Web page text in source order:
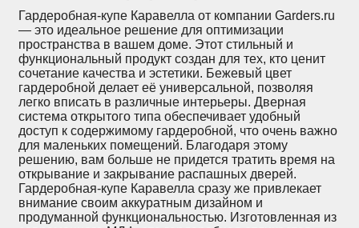
Гардеробная-купе Каравелла от компании Garders.ru
— это идеальное решение для оптимизации
пространства в вашем доме. Этот стильный и
функциональный продукт создан для тех, кто ценит
сочетание качества и эстетики. Бежевый цвет
гардеробной делает её универсальной, позволяя
легко вписать в различные интерьеры. Дверная
система открытого типа обеспечивает удобный
доступ к содержимому гардеробной, что очень важно
для маленьких помещений. Благодаря этому
решению, вам больше не придется тратить время на
открывание и закрывание распашных дверей.
Гардеробная-купе Каравелла сразу же привлекает
внимание своим аккуратным дизайном и
продуманной функциональностью. Изготовленная из